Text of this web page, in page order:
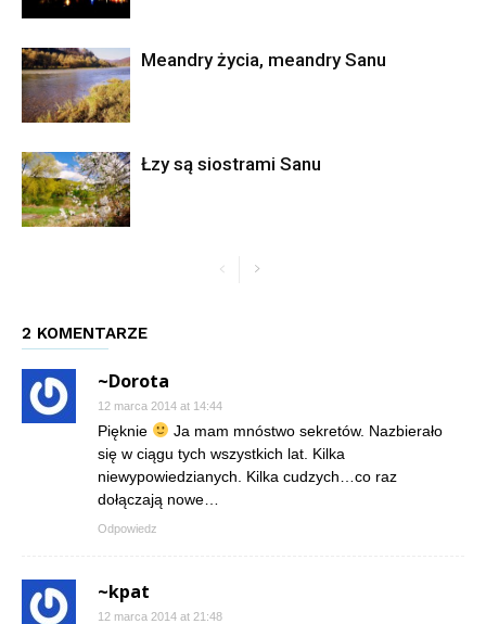
Meandry życia, meandry Sanu
Łzy są siostrami Sanu
2 KOMENTARZE
~Dorota
12 marca 2014 at 14:44
Pięknie
Ja mam mnóstwo sekretów. Nazbierało
się w ciągu tych wszystkich lat. Kilka
niewypowiedzianych. Kilka cudzych…co raz
dołączają nowe…
Odpowiedz
~kpat
12 marca 2014 at 21:48